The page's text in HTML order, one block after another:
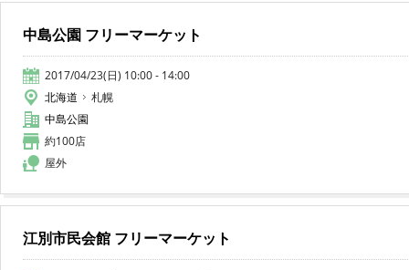
中島公園 フリーマーケット
2017/04/23(日) 10:00 - 14:00
北海道
札幌
中島公園
約100店
屋外
江別市民会館 フリーマーケット